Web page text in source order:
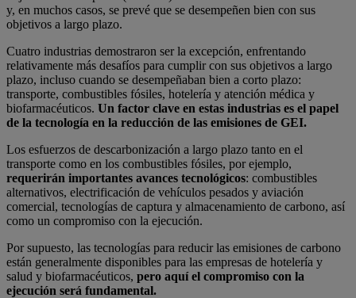
y, en muchos casos, se prevé que se desempeñen bien con sus
objetivos a largo plazo.
Cuatro industrias demostraron ser la excepción, enfrentando
relativamente más desafíos para cumplir con sus objetivos a largo
plazo, incluso cuando se desempeñaban bien a corto plazo:
transporte, combustibles fósiles, hotelería y atención médica y
biofarmacéuticos. Un factor clave en estas industrias es el papel
de la tecnología en la reducción de las emisiones de GEI.
Los esfuerzos de descarbonización a largo plazo tanto en el
transporte como en los combustibles fósiles, por ejemplo,
requerirán importantes avances tecnológicos: combustibles
alternativos, electrificación de vehículos pesados ​​y aviación
comercial, tecnologías de captura y almacenamiento de carbono, así
como un compromiso con la ejecución.
Por supuesto, las tecnologías para reducir las emisiones de carbono
están generalmente disponibles para las empresas de hotelería y
salud y biofarmacéuticos, pero aquí el compromiso con la
ejecución será fundamental.